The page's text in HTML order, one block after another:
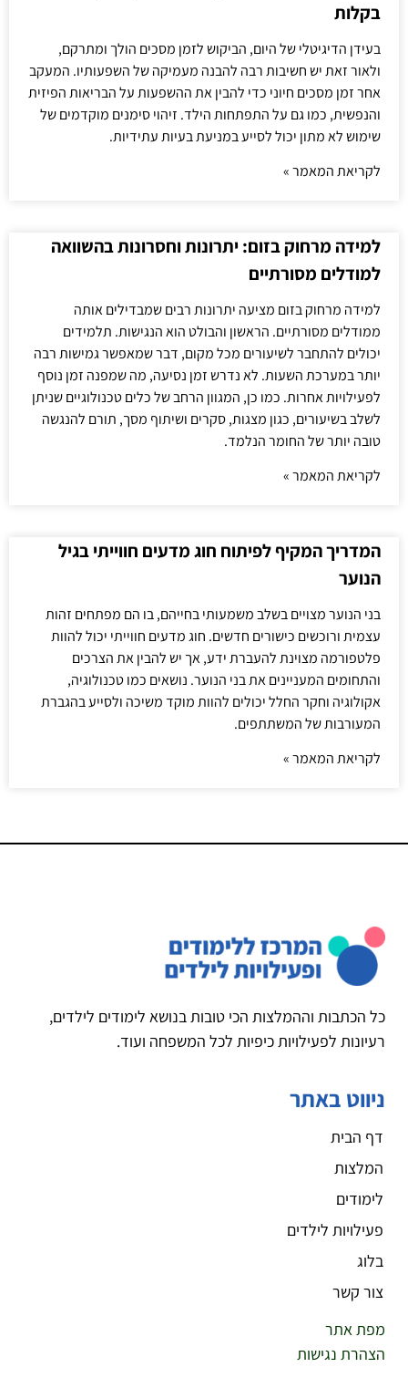
בקלות
בעידן הדיגיטלי של היום, הביקוש לזמן מסכים הולך ומתרקם,
ולאור זאת יש חשיבות רבה להבנה מעמיקה של השפעותיו. המעקב
אחר זמן מסכים חיוני כדי להבין את ההשפעות על הבריאות הפיזית
והנפשית, כמו גם על התפתחות הילד. זיהוי סימנים מוקדמים של
שימוש לא מתון יכול לסייע במניעת בעיות עתידיות.
לקריאת המאמר »
למידה מרחוק בזום: יתרונות וחסרונות בהשוואה
למודלים מסורתיים
למידה מרחוק בזום מציעה יתרונות רבים שמבדילים אותה
ממודלים מסורתיים. הראשון והבולט הוא הנגישות. תלמידים
יכולים להתחבר לשיעורים מכל מקום, דבר שמאפשר גמישות רבה
יותר במערכת השעות. לא נדרש זמן נסיעה, מה שמפנה זמן נוסף
לפעילויות אחרות. כמו כן, המגוון הרחב של כלים טכנולוגיים שניתן
לשלב בשיעורים, כגון מצגות, סקרים ושיתוף מסך, תורם להנגשה
טובה יותר של החומר הנלמד.
לקריאת המאמר »
המדריך המקיף לפיתוח חוג מדעים חווייתי בגיל
הנוער
בני הנוער מצויים בשלב משמעותי בחייהם, בו הם מפתחים זהות
עצמית ורוכשים כישורים חדשים. חוג מדעים חווייתי יכול להוות
פלטפורמה מצוינת להעברת ידע, אך יש להבין את הצרכים
והתחומים המעניינים את בני הנוער. נושאים כמו טכנולוגיה,
אקולוגיה וחקר החלל יכולים להוות מוקד משיכה ולסייע בהגברת
המעורבות של המשתתפים.
לקריאת המאמר »
כל הכתבות וההמלצות הכי טובות בנושא לימודים לילדים,
רעיונות לפעילויות כיפיות לכל המשפחה ועוד.
ניווט באתר
דף הבית
המלצות
לימודים
פעילויות לילדים
בלוג
צור קשר
מפת אתר
הצהרת נגישות